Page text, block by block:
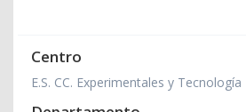
Centro
E.S. CC. Experimentales y Tecnología